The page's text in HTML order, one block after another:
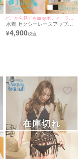
水着 セクシーレースアップカ
ットアウトワンカラーモノキニ
ビキニ
¥4,900
在庫切れ